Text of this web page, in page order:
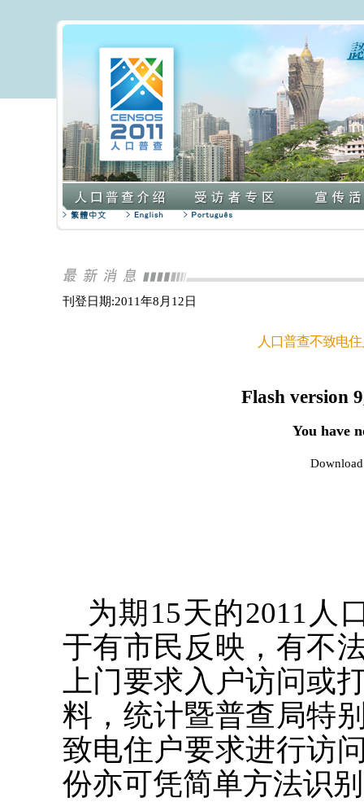
刊登日期:2011年8月12日
人口普查不致电
Flash version
You have
为期15天的2011人
于有市民反映，有不
上门要求入户访问或
料，统计暨普查局特
致电住户要求进行访
份亦可凭简单方法识